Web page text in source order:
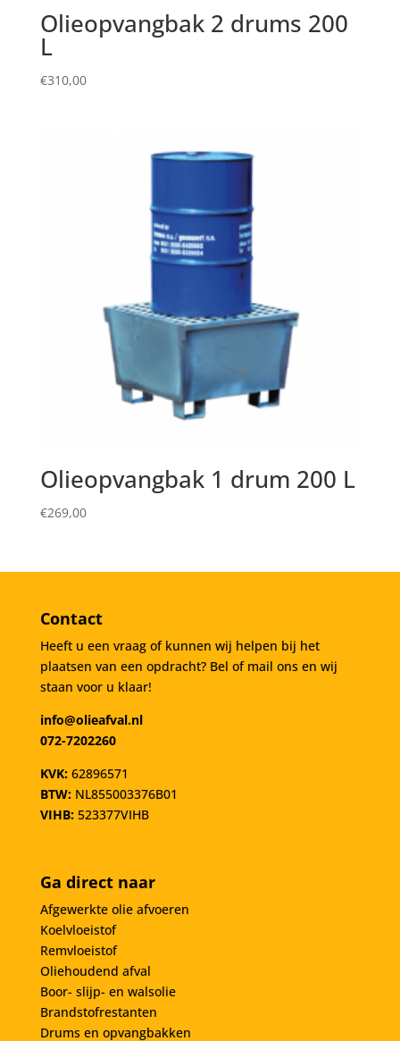
Olieopvangbak 2 drums 200
L
€310,00
Olieopvangbak 1 drum 200 L
€269,00
Contact
Heeft u een vraag of kunnen wij helpen bij het
plaatsen van een opdracht? Bel of mail ons en wij
staan voor u klaar!
info@olieafval.nl
072-7202260
KVK: 62896571
BTW: NL855003376B01
VIHB:523377VIHB
Ga direct naar
Afgewerkte olie afvoeren
Koelvloeistof
Remvloeistof
Oliehoudend afval
Boor- slijp- en walsolie
Brandstofrestanten
Drums en opvangbakken